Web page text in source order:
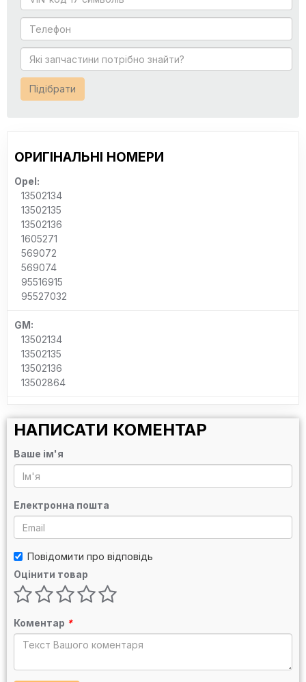
Підібрати
ОРИГІНАЛЬНІ НОМЕРИ
Opel:
13502134
13502135
13502136
1605271
569072
569074
95516915
95527032
GM:
13502134
13502135
13502136
13502864
НАПИСАТИ КОМЕНТАР
Ваше ім'я
Електронна пошта
Повідомити про відповідь
Оцінити товар
Коментар *